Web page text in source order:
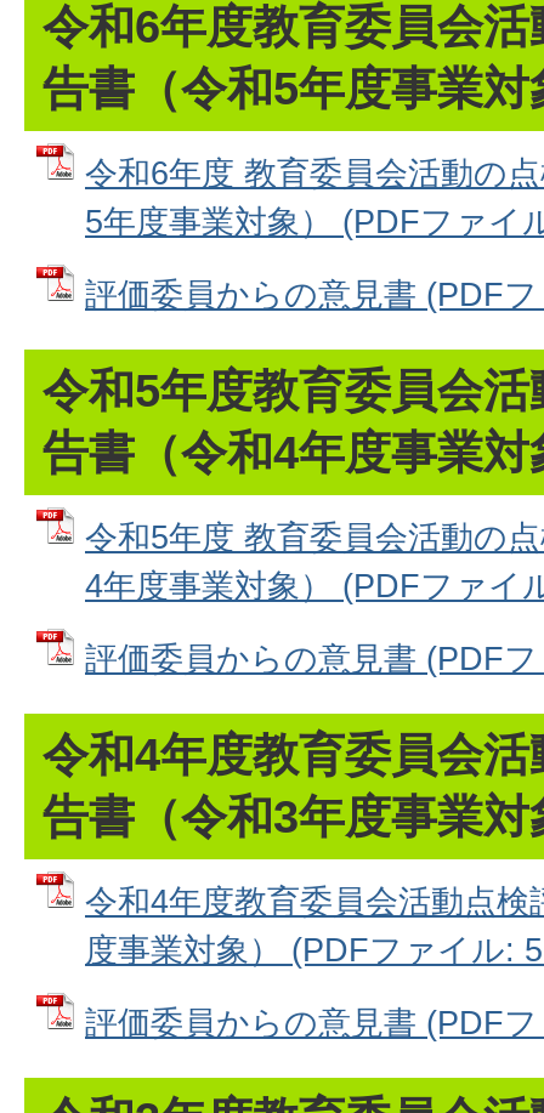
令和6年度教育委員会
告書（令和5年度事業対
令和6年度 教育委員会活動の
5年度事業対象） (PDFファイ
評価委員からの意見書 (PDF
令和5年度教育委員会
告書（令和4年度事業対
令和5年度 教育委員会活動の
4年度事業対象） (PDFファイ
評価委員からの意見書 (PDF
令和4年度教育委員会
告書（令和3年度事業対
令和4年度教育委員会活動点検
度事業対象） (PDFファイル:
評価委員からの意見書 (PDF